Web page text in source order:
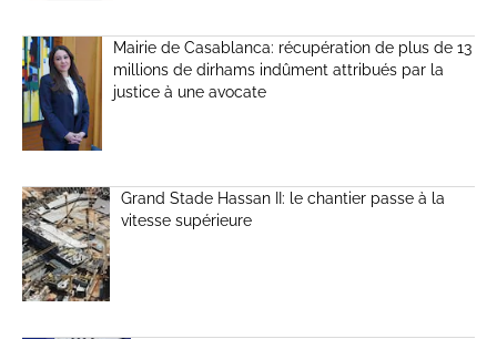
Mairie de Casablanca: récupération de plus de 13
millions de dirhams indûment attribués par la
justice à une avocate
Grand Stade Hassan II: le chantier passe à la
vitesse supérieure